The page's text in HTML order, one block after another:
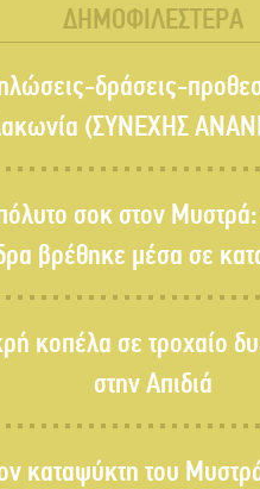
«Ανοιχτή Πόλη»
«ξεκλειδώνει»
ψυχαγωγία
«Θέρισε» η
Ιούλιο στην
στην Ταιβάν
ΔΗΜΟΦΙΛΕΣΤΕΡΑ
δράσεις-
(ΣΥΝΕΧΗΣ
σοκ στον
βρέθηκε μέσα σε
κοπέλα σε τροχαίο
στην Απιδιά
καταψύκτη του